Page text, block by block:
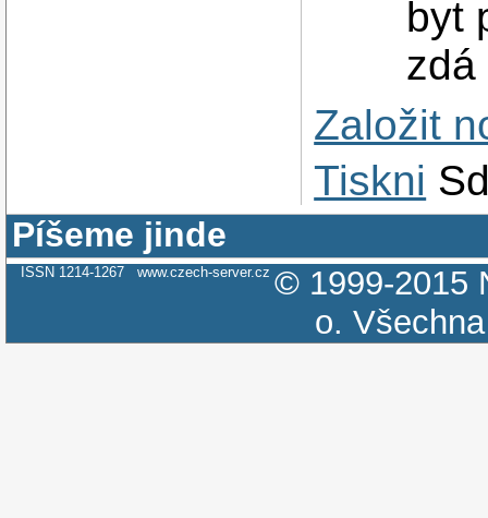
byt
zdá
Založit
Tiskni
Píšeme jinde
ISSN 1214-1267 www.czech-server.cz © 1999-2015
o.